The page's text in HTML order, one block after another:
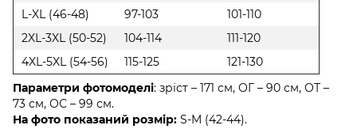
L-XL (46-48)
97-103
101-110
2XL-3XL (50-52)
104-114
111-120
4XL-5XL (54-56)
115-125
121-130
Параметри фотомоделі: зріст – 171 см, ОГ – 90 см, ОТ –
73 см, ОС – 99 см.
На фото показаний розмір: S-M (42-44).